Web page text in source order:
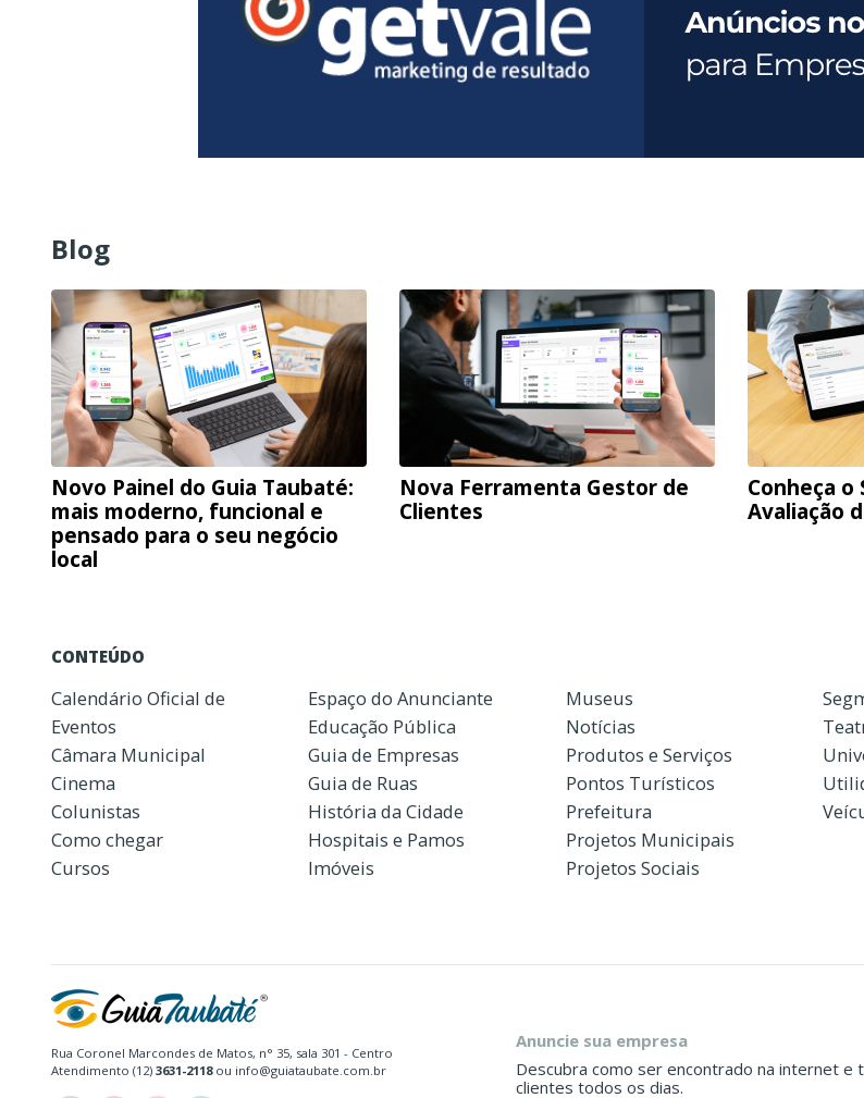
Blog
Novo Painel do Guia Taubaté:
mais moderno, funcional e
pensado para o seu negócio
local
Nova Ferramenta Gestor de
Clientes
Conheça o
Avaliação
CONTEÚDO
Calendário Oficial de
Eventos
Câmara Municipal
Cinema
Colunistas
Como chegar
Cursos
Espaço do Anunciante
Educação Pública
Guia de Empresas
Guia de Ruas
História da Cidade
Hospitais e Pamos
Imóveis
Museus
Notícias
Produtos e Serviços
Pontos Turísticos
Prefeitura
Projetos Municipais
Projetos Sociais
Rua Coronel Marcondes de Matos, n° 35, sala 301 - Centro
Atendimento (12) 3631-2118ou info@guiataubate.com.br
Anuncie sua empresa
Descubra como ser encontrado na internet e
clientes todos os dias.